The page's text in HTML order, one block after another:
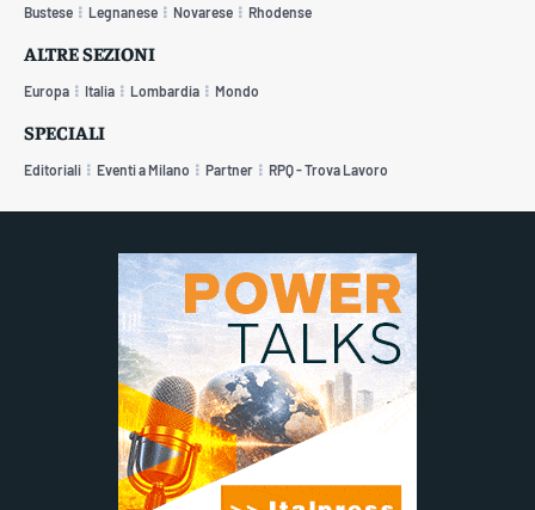
Bustese Legnanese Novarese Rhodense
ALTRE SEZIONI
Europa Italia Lombardia Mondo
SPECIALI
Editoriali Eventi a Milano Partner RPQ - Trova Lavoro